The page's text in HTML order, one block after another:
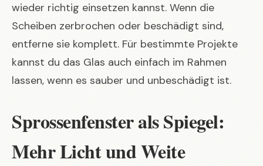
wieder richtig einsetzen kannst. Wenn die
Scheiben zerbrochen oder beschädigt sind,
entferne sie komplett. Für bestimmte Projekte
kannst du das Glas auch einfach im Rahmen
lassen, wenn es sauber und unbeschädigt ist.
Sprossenfenster als Spiegel:
Mehr Licht und Weite